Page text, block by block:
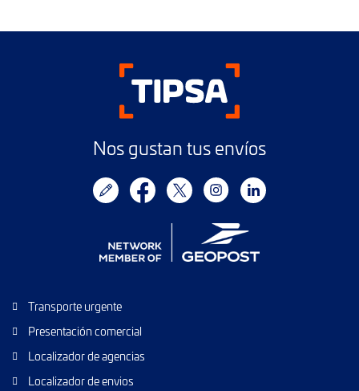
Nos gustan tus envíos
Transporte urgente
Presentación comercial
Localizador de agencias
Localizador de envios